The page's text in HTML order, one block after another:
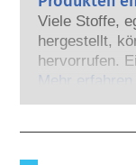
Produkte
Experten, zu
gesetzlich
Tierversuchen
Sicherheit
Produkten zu
Viele Stoffe,
hergestellt,
hervorrufen.
auf, wenn das
Mehr erfahren